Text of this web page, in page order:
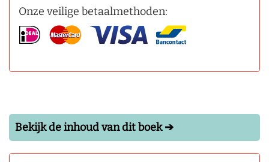
Onze veilige betaalmethoden:
Bekijk de inhoud van dit boek ➔